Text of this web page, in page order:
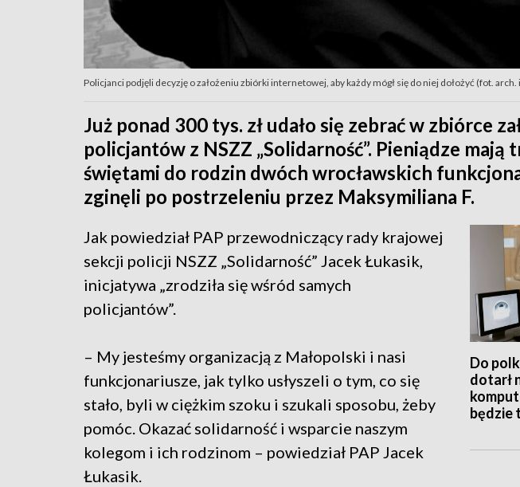
Policjanci podjęli decyzję o założeniu zbiórki internetowej, aby każdy mógł się do niej dołożyć (fot. arch.
Już ponad 300 tys. zł udało się zebrać w zbiórce
policjantów z NSZZ „Solidarność”. Pieniądze mają
świętami do rodzin dwóch wrocławskich
zginęli po postrzeleniu przez Maksymiliana F.
Do
dotarł
będzie
Jak powiedział PAP przewodniczący rady krajowej
sekcji policji NSZZ „Solidarność” Jacek Łukasik,
inicjatywa „zrodziła się wśród samych
policjantów”.
– My jesteśmy organizacją z Małopolski i nasi
funkcjonariusze, jak tylko usłyszeli o tym, co się
stało, byli w ciężkim szoku i szukali sposobu, żeby
pomóc. Okazać solidarność i wsparcie naszym
kolegom i ich rodzinom – powiedział PAP Jacek
Łukasik.